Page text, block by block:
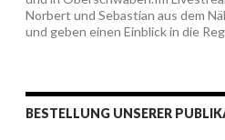
Norbert und Sebastian aus dem
und geben einen Einblick in die
BESTELLUNG UNSERER